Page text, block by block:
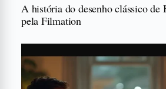
A história do desenho clássico de
pela Filmation